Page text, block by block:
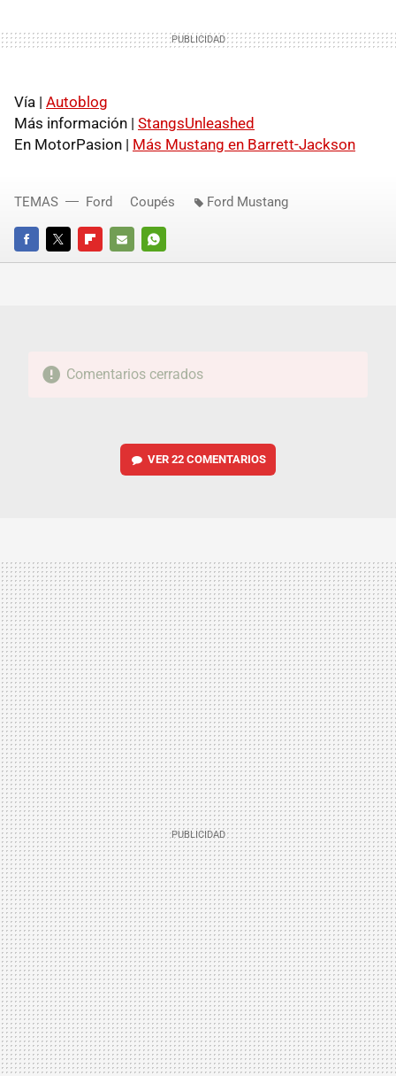
Vía | Autoblog
Más información | StangsUnleashed
En MotorPasion | Más Mustang en Barrett-Jackson
FACEBOOKTWITTERFLIPBOARD
E-
WHATSAPP
TEMAS Ford Coupés Ford Mustang
Comentarios cerrados
VER 22 COMENTARIOS